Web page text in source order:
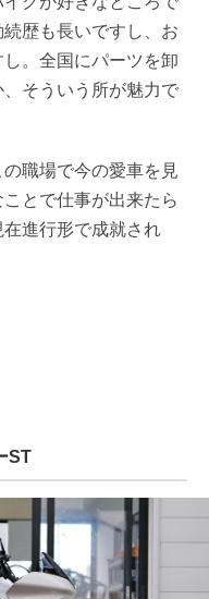
歴も長いですし、お
。全国にパーツを卸
そういう所が魅力で
職場で今の愛車を見
とで仕事が出来たら
進行形で成就され
ST